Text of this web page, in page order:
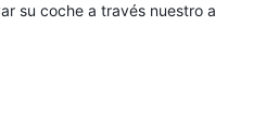
su coche a través nuestro a